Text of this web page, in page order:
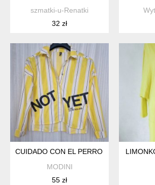
szmatki-u-Renatki
32 zł
CUIDADO CON EL PERRO KOSZULA
MODINI
55 zł